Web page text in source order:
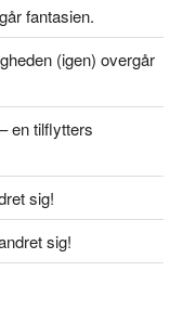
fantasien.
(igen) overgår
en tilflytters
sig!
sig!